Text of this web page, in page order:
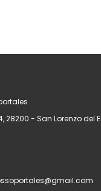
28200 - San Lorenzo del